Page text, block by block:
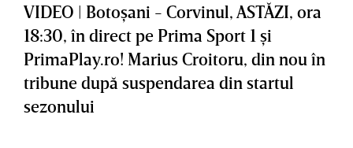
VIDEO | Botoşani - Corvinul, ASTĂZI, ora
18:30, în direct pe Prima Sport 1 şi
PrimaPlay.ro! Marius Croitoru, din nou în
tribune după suspendarea din startul
sezonului